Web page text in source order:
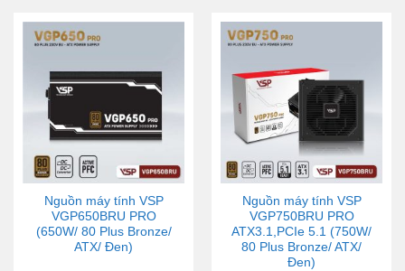
Nguồn máy tính VSP
VGP650BRU PRO
(650W/ 80 Plus Bronze/
ATX/ Đen)
Nguồn máy tính VSP
VGP750BRU PRO
ATX3.1,PCIe 5.1 (750W/
80 Plus Bronze/ ATX/
Đen)